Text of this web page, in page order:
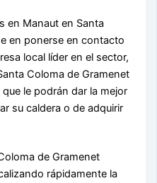
en Manaut en Santa
en ponerse en contacto
local líder en el sector,
Coloma de Gramenet
le podrán dar la mejor
su caldera o de adquirir
de Gramenet
rápidamente la